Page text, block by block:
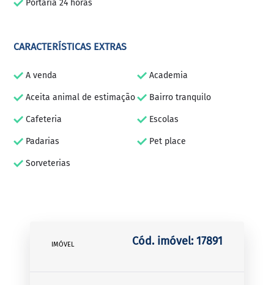
Portaria 24 horas
CARACTERÍSTICAS EXTRAS
A venda Academia
Aceita animal de estimação Bairro tranquilo
Cafeteria Escolas
Padarias Pet place
Sorveterias
IMÓVEL Cód. imóvel: 17891